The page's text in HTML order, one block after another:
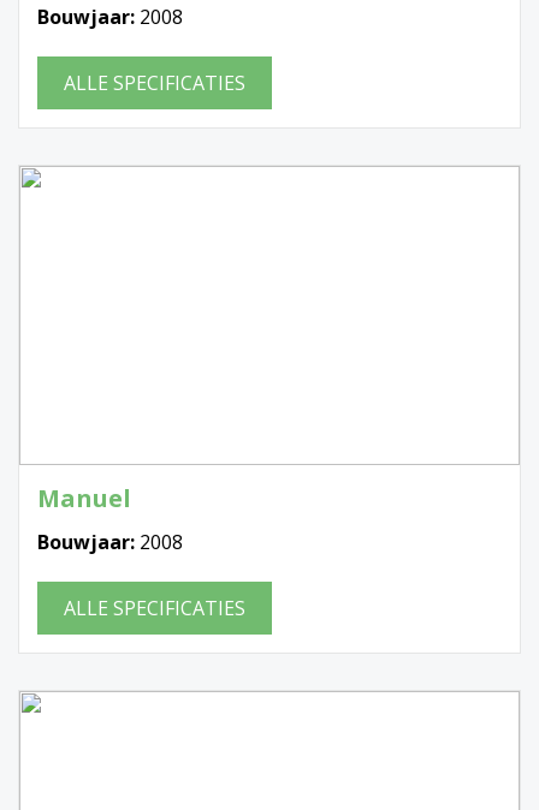
Bouwjaar: 2008
ALLE SPECIFICATIES
Manuel
Bouwjaar: 2008
ALLE SPECIFICATIES